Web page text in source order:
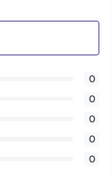
0
0
0
0
0